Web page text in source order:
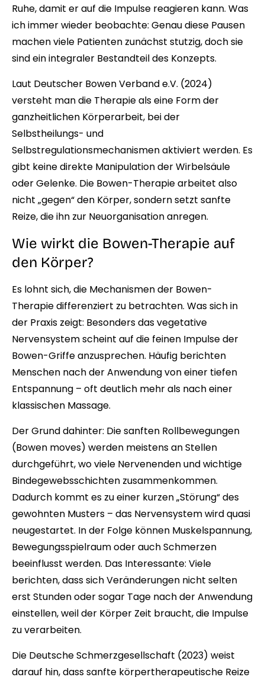
Ruhe, damit er auf die Impulse reagieren kann. Was
ich immer wieder beobachte: Genau diese Pausen
machen viele Patienten zunächst stutzig, doch sie
sind ein integraler Bestandteil des Konzepts.
Laut Deutscher Bowen Verband e.V. (2024)
versteht man die Therapie als eine Form der
ganzheitlichen Körperarbeit, bei der
Selbstheilungs- und
Selbstregulationsmechanismen aktiviert werden. Es
gibt keine direkte Manipulation der Wirbelsäule
oder Gelenke. Die Bowen-Therapie arbeitet also
nicht „gegen“ den Körper, sondern setzt sanfte
Reize, die ihn zur Neuorganisation anregen.
Wie wirkt die Bowen-Therapie auf
den Körper?
Es lohnt sich, die Mechanismen der Bowen-
Therapie differenziert zu betrachten. Was sich in
der Praxis zeigt: Besonders das vegetative
Nervensystem scheint auf die feinen Impulse der
Bowen-Griffe anzusprechen. Häufig berichten
Menschen nach der Anwendung von einer tiefen
Entspannung – oft deutlich mehr als nach einer
klassischen Massage.
Der Grund dahinter: Die sanften Rollbewegungen
(Bowen moves) werden meistens an Stellen
durchgeführt, wo viele Nervenenden und wichtige
Bindegewebsschichten zusammenkommen.
Dadurch kommt es zu einer kurzen „Störung“ des
gewohnten Musters – das Nervensystem wird quasi
neugestartet. In der Folge können Muskelspannung,
Bewegungsspielraum oder auch Schmerzen
beeinflusst werden. Das Interessante: Viele
berichten, dass sich Veränderungen nicht selten
erst Stunden oder sogar Tage nach der Anwendung
einstellen, weil der Körper Zeit braucht, die Impulse
zu verarbeiten.
Die Deutsche Schmerzgesellschaft (2023) weist
darauf hin, dass sanfte körpertherapeutische Reize